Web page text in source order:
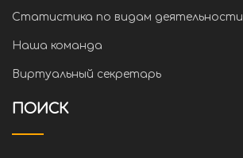
Статистика по видам деятельности
Наша команда
Виртуальный секретарь
ПОИСК